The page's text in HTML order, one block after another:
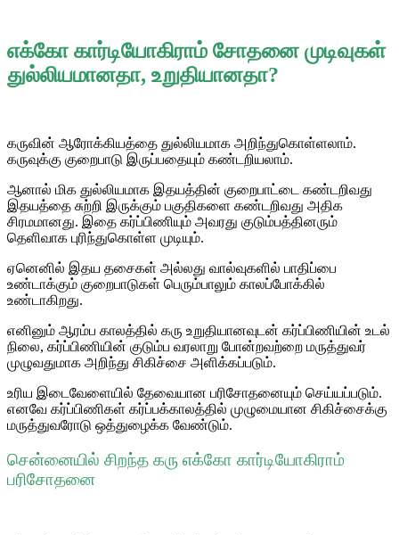
எக்கோ கார்டியோகிராம் சோதனை முடிவுகள்
துல்லியமானதா, உறுதியானதா?
கருவின் ஆரோக்கியத்தை துல்லியமாக அறிந்துகொள்ளலாம்.
கருவுக்கு குறைபாடு இருப்பதையும் கண்டறியலாம்.
ஆனால் மிக துல்லியமாக இதயத்தின் குறைபாட்டை கண்டறிவது
இதயத்தை சுற்றி இருக்கும் பகுதிகளை கண்டறிவது அதிக
சிரமமானது. இதை கர்ப்பிணியும் அவரது குடும்பத்தினரும்
தெளிவாக புரிந்துகொள்ள முடியும்.
ஏனெனில் இதய தசைகள் அல்லது வால்வுகளில் பாதிப்பை
உண்டாக்கும் குறைபாடுகள் பெரும்பாலும் காலப்போக்கில்
உண்டாகிறது.
எனினும் ஆரம்ப காலத்தில் கரு உறுதியானவுடன் கர்ப்பிணியின் உடல்
நிலை, கர்ப்பிணியின் குடும்ப வரலாறு போன்றவற்றை மருத்துவர்
முழுவதுமாக அறிந்து சிகிச்சை அளிக்கப்படும்.
உரிய இடைவேளையில் தேவையான பரிசோதனையும் செய்யப்படும்.
எனவே கர்ப்பிணிகள் கர்ப்பக்காலத்தில் முழுமையான சிகிச்சைக்கு
மருத்துவரோடு ஒத்துழைக்க வேண்டும்.
சென்னையில் சிறந்த கரு எக்கோ கார்டியோகிராம்
பரிசோதனை